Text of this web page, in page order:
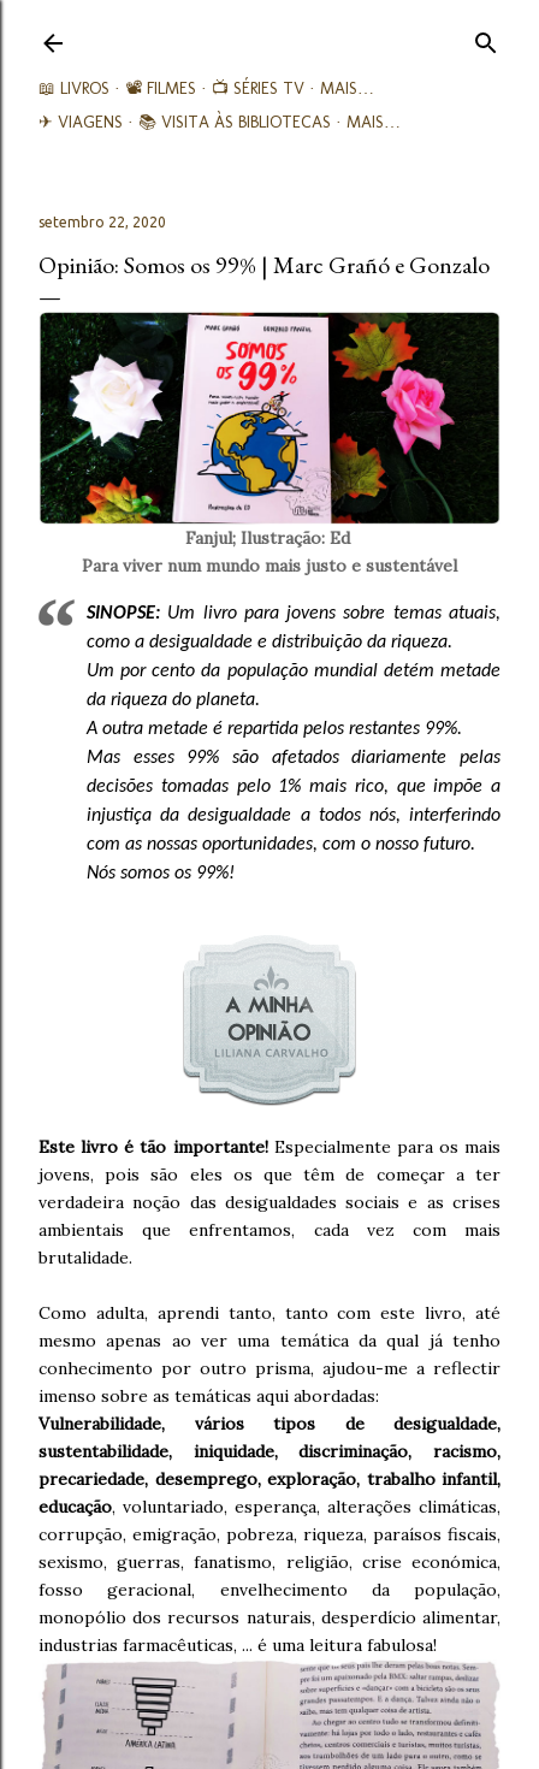
📖 LIVROS 📽️ FILMES 📺 SÉRIES TV
MAIS…
✈ VIAGENS
📚︎ VISITA ÀS BIBLIOTECAS MAIS…
setembro 22, 2020
Opinião: Somos os 99% | Marc Grañó e Gonzalo
Fanjul; Ilustração: Ed
Para viver num mundo mais justo e sustentável
SINOPSE: Um livro para jovens sobre temas atuais,
como a desigualdade e distribuição da riqueza.
Um por cento da população mundial detém metade
da riqueza do planeta.
A outra metade é repartida pelos restantes 99%.
Mas esses 99% são afetados diariamente pelas
decisões tomadas pelo 1% mais rico, que impõe a
injustiça da desigualdade a todos nós, interferindo
com as nossas oportunidades, com o nosso futuro.
Nós somos os 99%!
Este livro é tão importante! Especialmente para os mais
jovens, pois são eles os que têm de começar a ter
verdadeira noção das desigualdades sociais e as crises
ambientais que enfrentamos, cada vez com mais
brutalidade.
Como adulta, aprendi tanto, tanto com este livro, até
mesmo apenas ao ver uma temática da qual já tenho
conhecimento por outro prisma, ajudou-me a reflectir
imenso sobre as temáticas aqui abordadas:
Vulnerabilidade, vários tipos de desigualdade,
sustentabilidade, iniquidade, discriminação, racismo,
precariedade, desemprego, exploração, trabalho infantil,
educação, voluntariado, esperança, alterações climáticas,
corrupção, emigração, pobreza, riqueza, paraísos fiscais,
sexismo, guerras, fanatismo, religião, crise económica,
fosso geracional, envelhecimento da população,
monopólio dos recursos naturais, desperdício alimentar,
industrias farmacêuticas, ... é uma leitura fabulosa!